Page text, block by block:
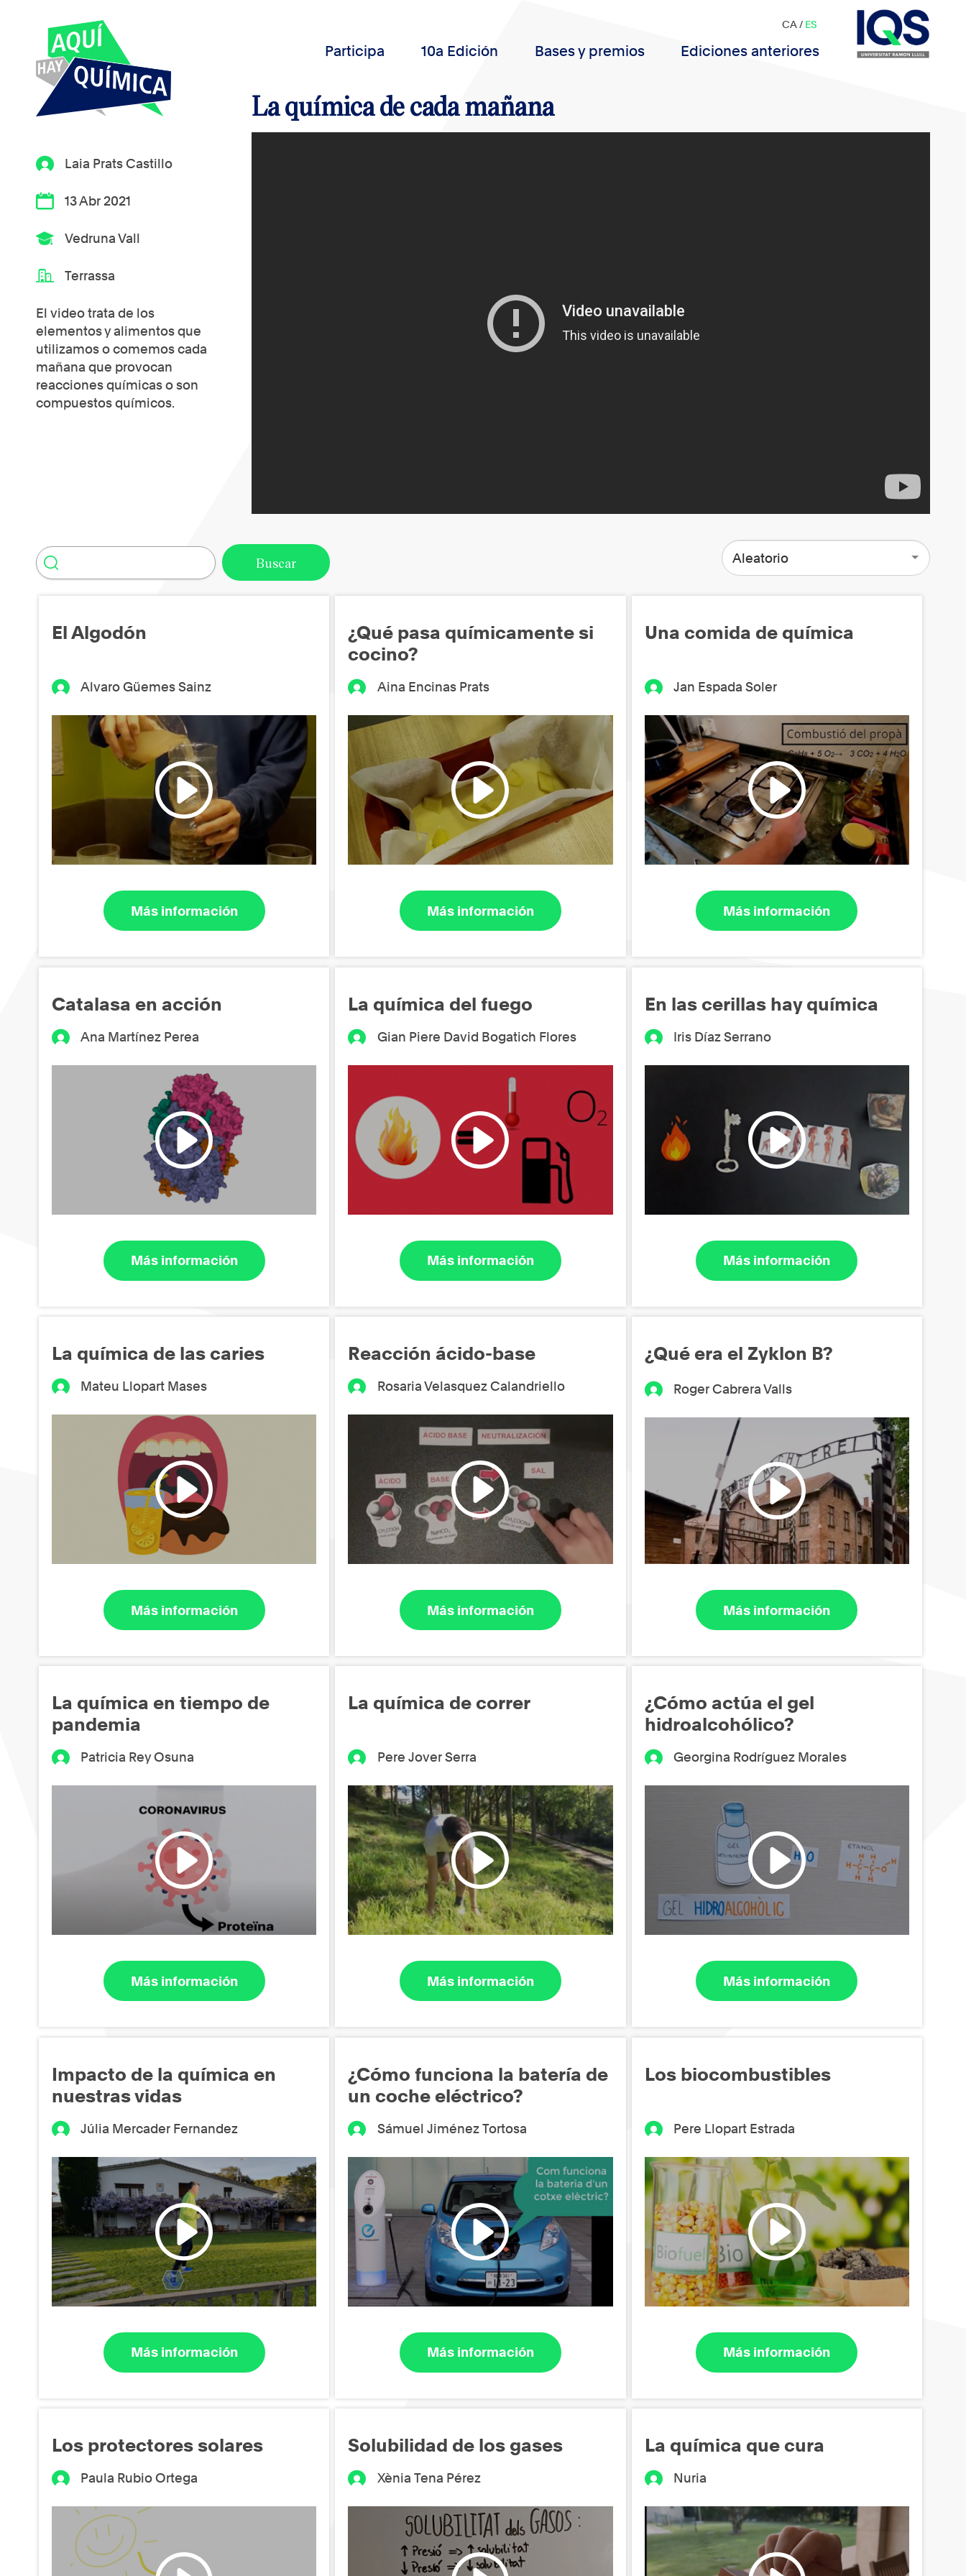
Participa 10a Edición Bases y premios Ediciones anteriores
CA/ ES
Laia Prats Castillo
13 Abr 2021
Vedruna Vall
Terrassa
El video trata de los
elementos y alimentos que
utilizamos o comemos cada
mañana que provocan
reacciones químicas o son
compuestos químicos.
La química de cada mañana
Aleatorio
El Algodón
Alvaro Güemes Sainz
Más información
¿Qué pasa químicamente si
cocino?
Aina Encinas Prats
Más información
Una comida de química
Jan Espada Soler
Más información
Catalasa en acción
Ana Martínez Perea
Más información
La química del fuego
Gian Piere David Bogatich Flores
Más información
En las cerillas hay química
Iris Díaz Serrano
Más información
La química de las caries
Mateu Llopart Mases
Más información
Reacción ácido-base
Rosaria Velasquez Calandriello
Más información
¿Qué era el Zyklon B?
Roger Cabrera Valls
Más información
La química en tiempo de
pandemia
Patricia Rey Osuna
Más información
La química de correr
Pere Jover Serra
Más información
¿Cómo actúa el gel
hidroalcohólico?
Georgina Rodríguez Morales
Más información
Impacto de la química en
nuestras vidas
Júlia Mercader Fernandez
Más información
¿Cómo funciona la batería de
un coche eléctrico?
Sámuel Jiménez Tortosa
Más información
Los biocombustibles
Pere Llopart Estrada
Más información
Los protectores solares
Paula Rubio Ortega
Solubilidad de los gases
Xènia Tena Pérez
La química que cura
Nuria